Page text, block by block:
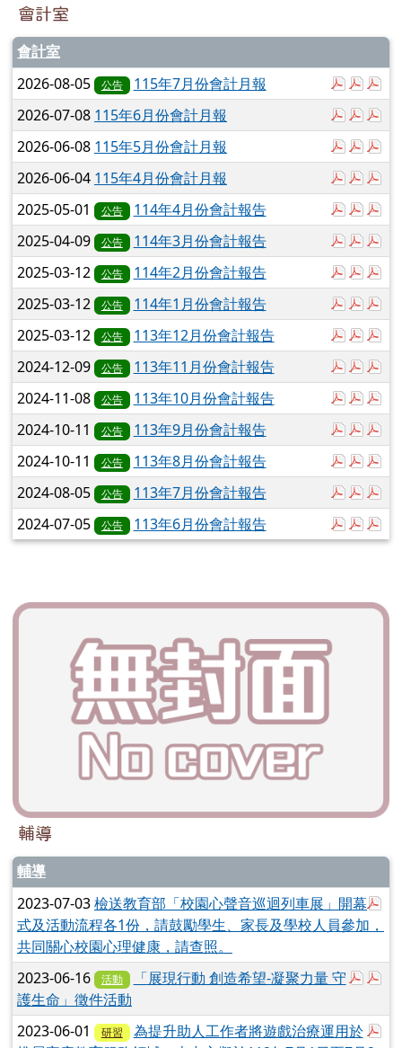
會計室
會計室
於彈跳
於彈
2026-08-05 公告
115年7月份會計月報
於彈跳
於彈
2026-07-08 115年6月份會計月報
於彈跳
於彈
2026-06-08 115年5月份會計月報
於彈跳
於彈
2026-06-04 115年4月份會計月報
於彈跳
於彈
2025-05-01 公告
114年4月份會計報告
於彈跳
於彈
2025-04-09 公告
114年3月份會計報告
於彈跳
於彈
2025-03-12 公告
114年2月份會計報告
於彈跳
於彈
2025-03-12 公告
114年1月份會計報告
於彈跳
於彈
2025-03-12 公告
113年12月份會計報告
於彈跳
於彈
2024-12-09 公告
113年11月份會計報告
於彈跳
於彈
2024-11-08 公告
113年10月份會計報告
於彈跳
於彈
2024-10-11 公告
113年9月份會計報告
於彈跳
於彈
2024-10-11 公告
113年8月份會計報告
於彈跳
於彈
2024-08-05 公告
113年7月份會計報告
於彈跳
於彈
2024-07-05 公告 113年6月份會計報告
輔導
輔導
2023-07-03檢送教育部「校園心聲音巡迴列車展」開幕
式及活動流程各1份，請鼓勵學生、家長及學校人員參加，
共同關心校園心理健康，請查照。
於彈
2023-06-16 活動
「展現行動 創造希望-凝聚力量 守
護生命」徵件活動
2023-06-01 研習
為提升助人工作者將遊戲治療運用於